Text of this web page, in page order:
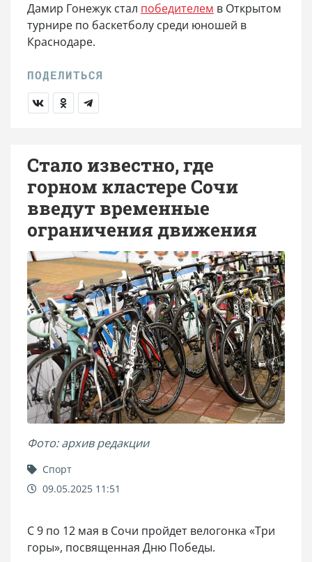
Дамир Гонежук стал победителем в Открытом
турнире по баскетболу среди юношей в
Краснодаре.
Стало известно, где
горном кластере Сочи
введут временные
ограничения движения
Фото: архив редакции
Спорт
09.05.2025 11:51
С 9 по 12 мая в Сочи пройдет велогонка «Три
горы», посвященная Дню Победы.